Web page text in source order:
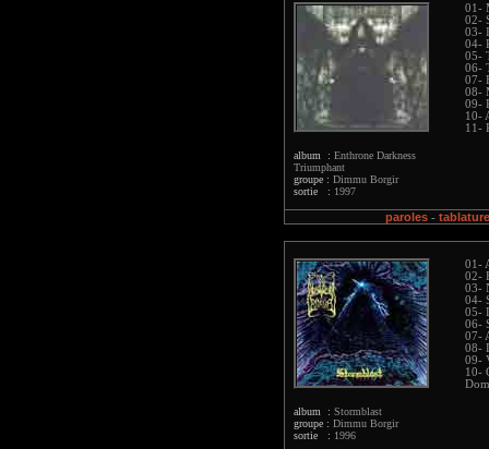
album : Enthrone Darkness
Triumphant
groupe : Dimmu Borgir
sortie : 1997
01-
02-
03-
04-
05-
06-
07-
08-
09-
10-
11-
paroles-
album : Stormblast
groupe : Dimmu Borgir
sortie : 1996
01-
02-
03-
04-
05-
06-
07-
08-
09-
10-